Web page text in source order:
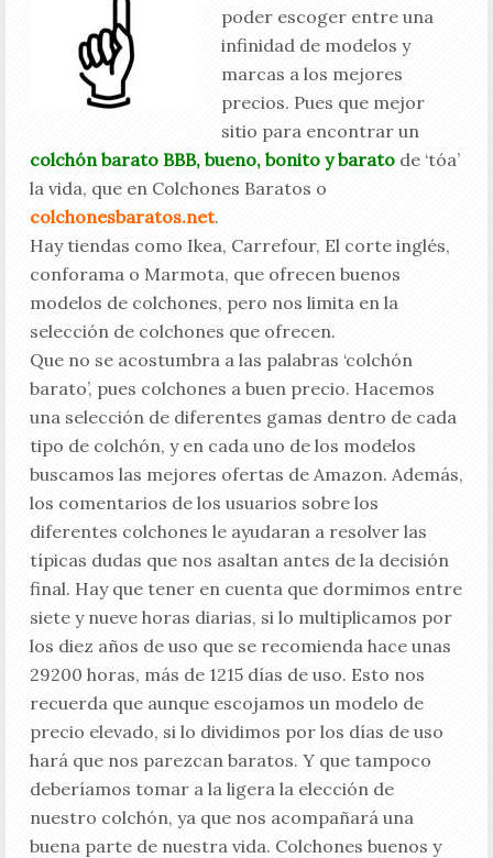
poder escoger entre una
infinidad de modelos y
marcas a los mejores
precios. Pues que mejor
sitio para encontrar un
colchón barato BBB, bueno, bonito y baratode ‘tóa’
la vida, que en Colchones Baratos o
colchonesbaratos.net.
Hay tiendas como Ikea, Carrefour, El corte inglés,
conforama o Marmota, que ofrecen buenos
modelos de colchones, pero nos limita en la
selección de colchones que ofrecen.
Que no se acostumbra a las palabras ‘colchón
barato’, pues colchones a buen precio. Hacemos
una selección de diferentes gamas dentro de cada
tipo de colchón, y en cada uno de los modelos
buscamos las mejores ofertas de Amazon. Además,
los comentarios de los usuarios sobre los
diferentes colchones le ayudaran a resolver las
típicas dudas que nos asaltan antes de la decisión
final. Hay que tener en cuenta que dormimos entre
siete y nueve horas diarias, si lo multiplicamos por
los diez años de uso que se recomienda hace unas
29200 horas, más de 1215 días de uso. Esto nos
recuerda que aunque escojamos un modelo de
precio elevado, si lo dividimos por los días de uso
hará que nos parezcan baratos. Y que tampoco
deberíamos tomar a la ligera la elección de
nuestro colchón, ya que nos acompañará una
buena parte de nuestra vida. Colchones buenos y